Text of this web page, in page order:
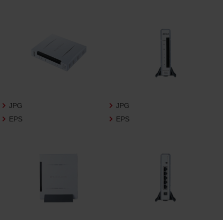
データを利用することはできません。
3.遵守事項
お客様は、商品写真データの利用に際し、次
の各号に掲げる事項を遵守するものとしま
商品写真データの全部又は一部の譲
渡、貸与、再利用許諾、改変、著作権表
社商品についての情報（社名、商品名
等）を併記する等の方法により、商品
写真データに表示されている商品が、
当社の商品であることを特定できる
表示を行うこと
商品写真データに著作権表示、ラベ
JPG
EPS
JPG
EPS